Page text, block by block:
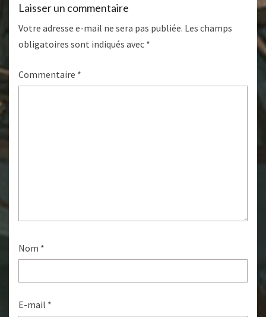
Laisser un commentaire
Votre adresse e-mail ne sera pas publiée. Les champs
obligatoires sont indiqués avec *
Commentaire *
Nom *
E-mail *